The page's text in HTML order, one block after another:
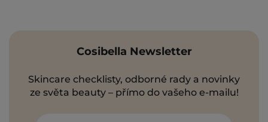
Cosibella Newsletter
Skincare checklisty, odborné rady a novinky
ze světa beauty – přímo do vašeho e-mailu!